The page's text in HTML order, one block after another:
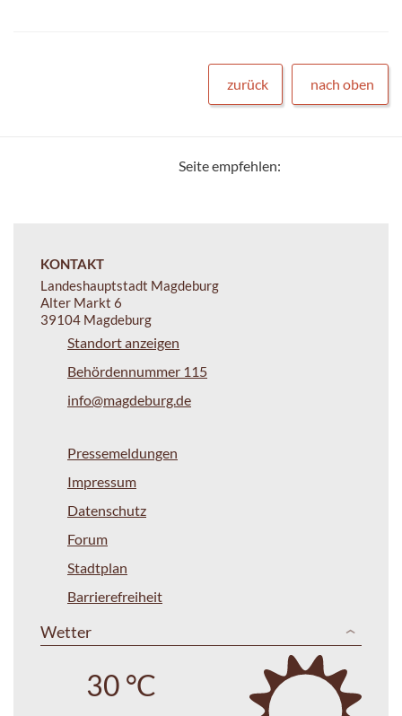
zurück nach oben
Seite empfehlen:
KONTAKT
Landeshauptstadt Magdeburg
Alter Markt 6
39104 Magdeburg
Standort anzeigen
Behördennummer 115
info@magdeburg.de
Pressemeldungen
Impressum
Datenschutz
Forum
Stadtplan
Barrierefreiheit
Wetter
30 °C